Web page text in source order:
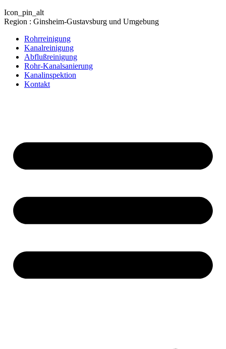
Icon_pin_alt
Region : Ginsheim-Gustavsburg und Umgebung
Rohrreinigung
Kanalreinigung
Abflußreinigung
Rohr-Kanalsanierung
Kanalinspektion
Kontakt